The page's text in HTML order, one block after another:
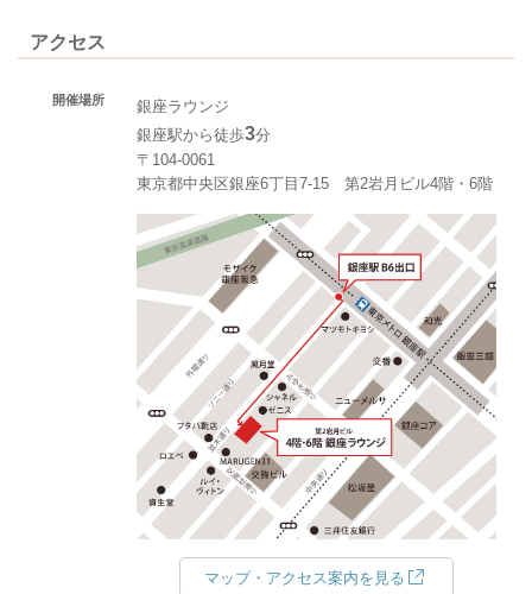
アクセス
開催場所
銀座ラウンジ
銀座駅から徒歩3分
〒104-0061
東京都中央区銀座6丁目7-15 第2岩月ビル4階・6階
マップ・アクセス案内を見る